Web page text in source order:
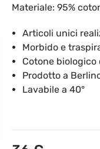
Materiale: 95%
Articoli unici
Morbido e
Cotone biologico
Prodotto a
Lavabile a 40°